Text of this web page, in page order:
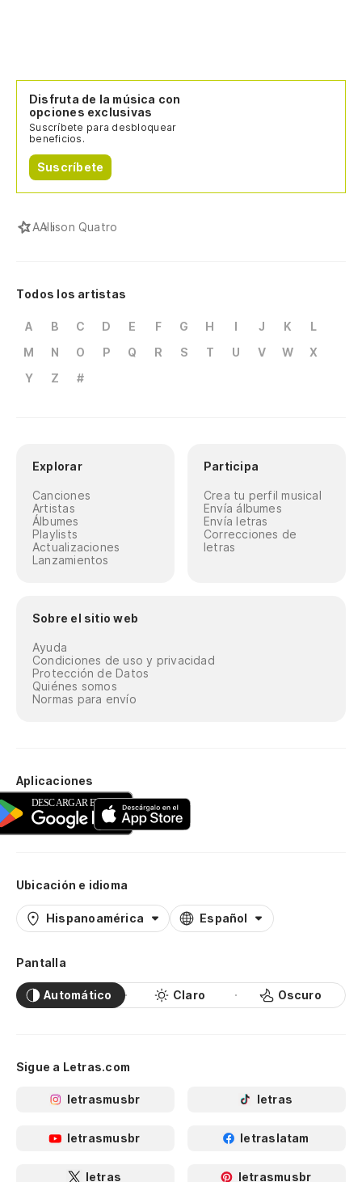
Disfruta de la música con
opciones exclusivas
Suscríbete para desbloquear
beneficios.
Suscríbete
AAllison Quatro
Todos los artistas
A B C D E F G H I J K
L
M
N O P Q R S T U V W
X
Y
Z #
Explorar
Canciones
Artistas
Álbumes
Playlists
Actualizaciones
Lanzamientos
Participa
Crea tu perfil musical
Envía álbumes
Envía letras
Correcciones de
letras
Sobre el sitio web
Ayuda
Condiciones de uso y privacidad
Protección de Datos
Quiénes somos
Normas para envío
Aplicaciones
Ubicación e idioma
Hispanoamérica Español
Pantalla
Automático Claro Oscuro
Sigue a Letras.com
letrasmusbr letras
letrasmusbr letraslatam
letras letrasmusbr